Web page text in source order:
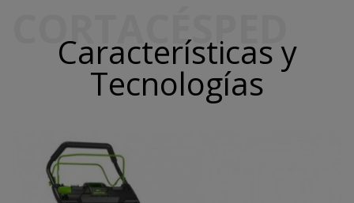
CORTACÉSPED
Características y
Tecnologías